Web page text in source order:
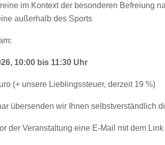
im Kontext der besonderen Befreiung
außerhalb des Sports
10:00 bis 11:30 Uhr
(+ unsere Lieblingssteuer, derzeit 19 %)
übersenden wir Ihnen selbst­ver­ständlich
der Veranstaltung eine E-Mail mit dem